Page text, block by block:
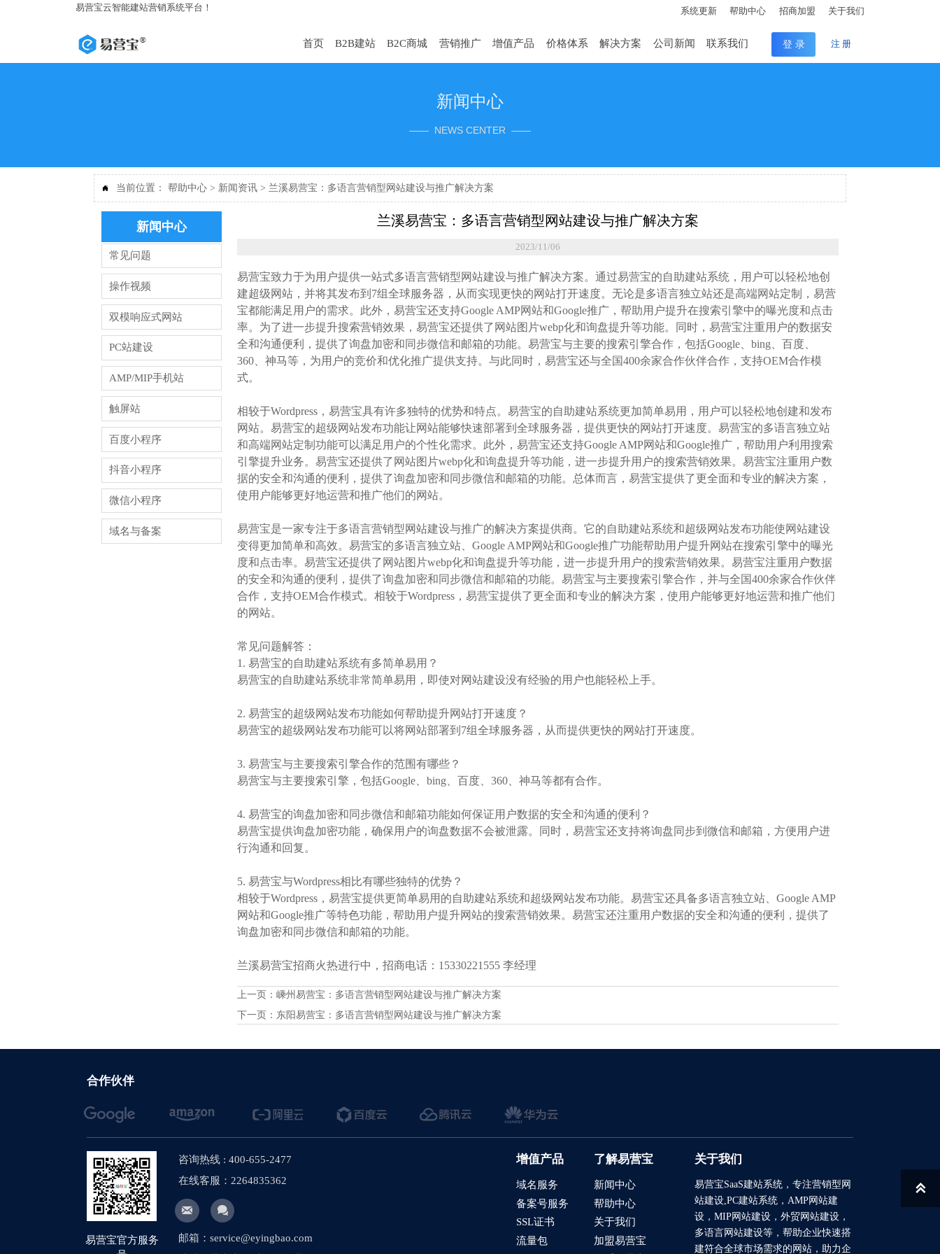
易营宝云智能建站营销系统平台！ 系统更新 帮助中心 招商加盟 关于我们
首页 B2B建站 B2C商城 营销推广 增值产品 价格体系 解决方案 公司新闻 联系我们 登 录 注 册
新闻中心
—— NEWS CENTER ——
 当前位置：帮助中心 > 新闻资讯 > 兰溪易营宝：多语言营销型网站建设与推广解决方案
新闻中心
常见问题
操作视频
双模响应式网站
PC站建设
AMP/MIP手机站
触屏站
百度小程序
抖音小程序
微信小程序
域名与备案
兰溪易营宝：多语言营销型网站建设与推广解决方案
2023/11/06
易营宝致力于为用户提供一站式多语言营销型网站建设与推广解决方案。通过易营宝的自助建站系统，用户可以轻松地创
建超级网站，并将其发布到7组全球服务器，从而实现更快的网站打开速度。无论是多语言独立站还是高端网站定制，易营
宝都能满足用户的需求。此外，易营宝还支持Google AMP网站和Google推广，帮助用户提升在搜索引擎中的曝光度和点击
率。为了进一步提升搜索营销效果，易营宝还提供了网站图片webp化和询盘提升等功能。同时，易营宝注重用户的数据安
全和沟通便利，提供了询盘加密和同步微信和邮箱的功能。易营宝与主要的搜索引擎合作，包括Google、bing、百度、
360、神马等，为用户的竞价和优化推广提供支持。与此同时，易营宝还与全国400余家合作伙伴合作，支持OEM合作模
式。
相较于Wordpress，易营宝具有许多独特的优势和特点。易营宝的自助建站系统更加简单易用，用户可以轻松地创建和发布
网站。易营宝的超级网站发布功能让网站能够快速部署到全球服务器，提供更快的网站打开速度。易营宝的多语言独立站
和高端网站定制功能可以满足用户的个性化需求。此外，易营宝还支持Google AMP网站和Google推广，帮助用户利用搜索
引擎提升业务。易营宝还提供了网站图片webp化和询盘提升等功能，进一步提升用户的搜索营销效果。易营宝注重用户数
据的安全和沟通的便利，提供了询盘加密和同步微信和邮箱的功能。总体而言，易营宝提供了更全面和专业的解决方案，
使用户能够更好地运营和推广他们的网站。
易营宝是一家专注于多语言营销型网站建设与推广的解决方案提供商。它的自助建站系统和超级网站发布功能使网站建设
变得更加简单和高效。易营宝的多语言独立站、Google AMP网站和Google推广功能帮助用户提升网站在搜索引擎中的曝光
度和点击率。易营宝还提供了网站图片webp化和询盘提升等功能，进一步提升用户的搜索营销效果。易营宝注重用户数据
的安全和沟通的便利，提供了询盘加密和同步微信和邮箱的功能。易营宝与主要搜索引擎合作，并与全国400余家合作伙伴
合作，支持OEM合作模式。相较于Wordpress，易营宝提供了更全面和专业的解决方案，使用户能够更好地运营和推广他们
的网站。
常见问题解答：
1. 易营宝的自助建站系统有多简单易用？
易营宝的自助建站系统非常简单易用，即使对网站建设没有经验的用户也能轻松上手。
2. 易营宝的超级网站发布功能如何帮助提升网站打开速度？
易营宝的超级网站发布功能可以将网站部署到7组全球服务器，从而提供更快的网站打开速度。
3. 易营宝与主要搜索引擎合作的范围有哪些？
易营宝与主要搜索引擎，包括Google、bing、百度、360、神马等都有合作。
4. 易营宝的询盘加密和同步微信和邮箱功能如何保证用户数据的安全和沟通的便利？
易营宝提供询盘加密功能，确保用户的询盘数据不会被泄露。同时，易营宝还支持将询盘同步到微信和邮箱，方便用户进
行沟通和回复。
5. 易营宝与Wordpress相比有哪些独特的优势？
相较于Wordpress，易营宝提供更简单易用的自助建站系统和超级网站发布功能。易营宝还具备多语言独立站、Google AMP
网站和Google推广等特色功能，帮助用户提升网站的搜索营销效果。易营宝还注重用户数据的安全和沟通的便利，提供了
询盘加密和同步微信和邮箱的功能。
兰溪易营宝招商火热进行中，招商电话：15330221555 李经理
上一页： 嵊州易营宝：多语言营销型网站建设与推广解决方案
下一页： 东阳易营宝：多语言营销型网站建设与推广解决方案
合作伙伴
易营宝官方服务
咨询热线 : 400-655-2477
在线客服：2264835362
 
邮箱：service@eyingbao.com
增值产品
域名服务
备案号服务
SSL证书
流量包
了解易营宝
新闻中心
帮助中心
关于我们
加盟易营宝
关于我们
易营宝SaaS建站系统，专注营销型网
站建设,PC建站系统，AMP网站建
设，MIP网站建设，外贸网站建设，
多语言网站建设等，帮助企业快速搭
建符合全球市场需求的网站，助力企
